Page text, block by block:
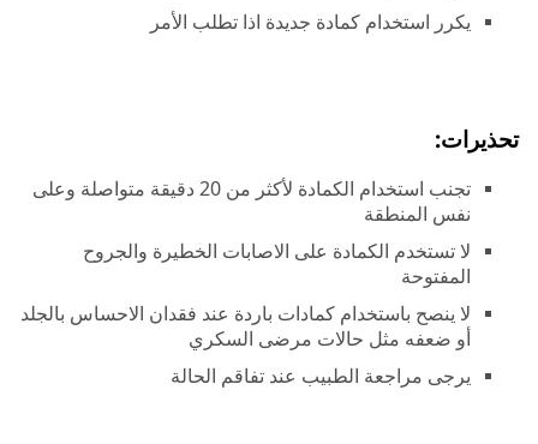
يكرر استخدام كمادة جديدة اذا تطلب الأمر
تحذيرات:
تجنب استخدام الكمادة لأكثر من 20 دقيقة متواصلة وعلى
نفس المنطقة
لا تستخدم الكمادة على الاصابات الخطيرة والجروح
المفتوحة
لا ينصح باستخدام كمادات باردة عند فقدان الاحساس بالجلد
أو ضعفه مثل حالات مرضى السكري
يرجى مراجعة الطبيب عند تفاقم الحالة